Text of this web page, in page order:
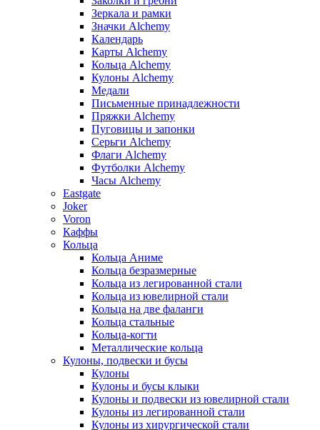
Зеркала и рамки
Значки Alchemy
Календарь
Карты Alchemy
Кольца Alchemy
Кулоны Alchemy
Медали
Письменные принадлежности
Пряжки Alchemy
Пуговицы и запонки
Серьги Alchemy
Флаги Alchemy
Футболки Alchemy
Часы Alchemy
Eastgate
Joker
Voron
Каффы
Кольца
Кольца Аниме
Кольца безразмерные
Кольца из легированной стали
Кольца из ювелирной стали
Кольца на две фаланги
Кольца стальные
Кольца-когти
Металлические кольца
Кулоны, подвески и бусы
Кулоны
Кулоны и бусы клыки
Кулоны и подвески из ювелирной стали
Кулоны из легированной стали
Кулоны из хирургической стали